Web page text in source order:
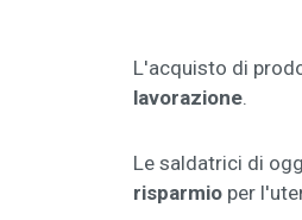
L'acquisto di
lavorazione
Le saldatrici di
risparmio per